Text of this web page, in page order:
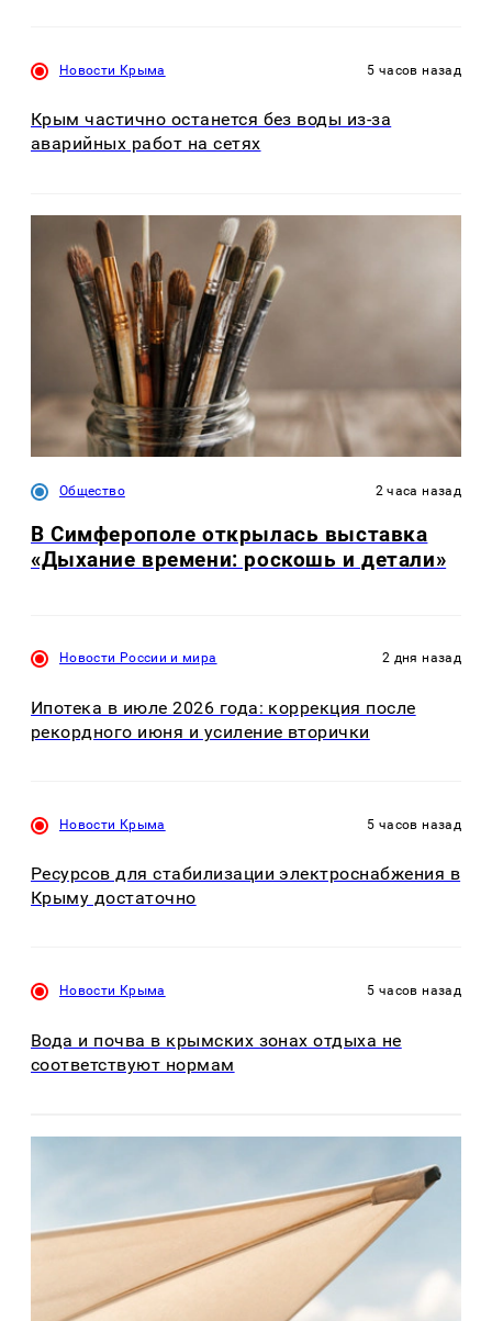
Новости Крыма 5 часов назад
Крым частично останется без воды из-за
аварийных работ на сетях
Общество 2 часа назад
В Симферополе открылась выставка
«Дыхание времени: роскошь и детали»
Новости России и мира 2 дня назад
Ипотека в июле 2026 года: коррекция после
рекордного июня и усиление вторички
Новости Крыма 5 часов назад
Ресурсов для стабилизации электроснабжения в
Крыму достаточно
Новости Крыма 5 часов назад
Вода и почва в крымских зонах отдыха не
соответствуют нормам